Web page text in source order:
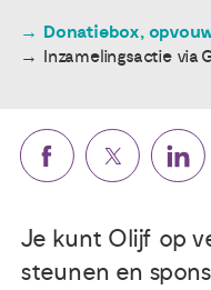
Over ons
Contact
Donatiebox,
Inzamelingsactie via
Je kunt Olijf op
steunen en